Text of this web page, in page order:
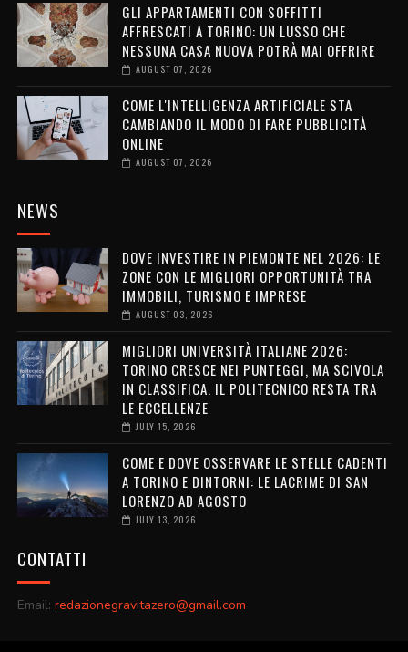
GLI APPARTAMENTI CON SOFFITTI
AFFRESCATI A TORINO: UN LUSSO CHE
NESSUNA CASA NUOVA POTRÀ MAI OFFRIRE
AUGUST 07, 2026
COME L'INTELLIGENZA ARTIFICIALE STA
CAMBIANDO IL MODO DI FARE PUBBLICITÀ
ONLINE
AUGUST 07, 2026
NEWS
DOVE INVESTIRE IN PIEMONTE NEL 2026: LE
ZONE CON LE MIGLIORI OPPORTUNITÀ TRA
IMMOBILI, TURISMO E IMPRESE
AUGUST 03, 2026
MIGLIORI UNIVERSITÀ ITALIANE 2026:
TORINO CRESCE NEI PUNTEGGI, MA SCIVOLA
IN CLASSIFICA. IL POLITECNICO RESTA TRA
LE ECCELLENZE
JULY 15, 2026
COME E DOVE OSSERVARE LE STELLE CADENTI
A TORINO E DINTORNI: LE LACRIME DI SAN
LORENZO AD AGOSTO
JULY 13, 2026
CONTATTI
Email: redazionegravitazero@gmail.com